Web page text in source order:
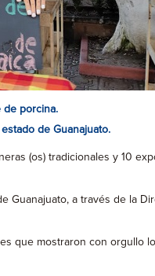
de porcina.
de Guanajuato.
(os) tradicionales y 10
Guanajuato, a través de la
que mostraron con